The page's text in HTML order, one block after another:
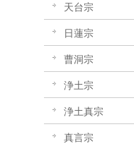
天台宗
日蓮宗
曹洞宗
浄土宗
浄土真宗
真言宗